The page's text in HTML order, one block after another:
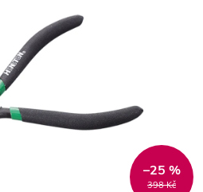
398 Kč
–25 %